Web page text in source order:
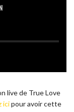
live de True Love
icipour avoir cette